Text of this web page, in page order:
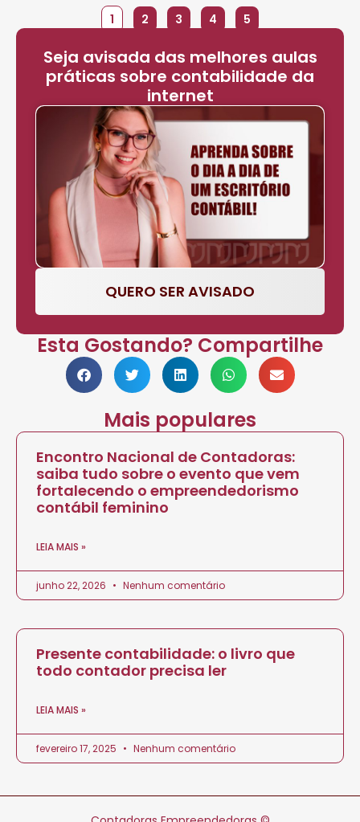
1 2 3 4 5
Seja avisada das melhores aulas
práticas sobre contabilidade da
internet
QUERO SER AVISADO
Esta Gostando? Compartilhe
Mais populares
Encontro Nacional de Contadoras:
saiba tudo sobre o evento que vem
fortalecendo o empreendedorismo
contábil feminino
LEIA MAIS »
junho 22, 2026 Nenhum comentário
Presente contabilidade: o livro que
todo contador precisa ler
LEIA MAIS »
fevereiro 17, 2025 Nenhum comentário